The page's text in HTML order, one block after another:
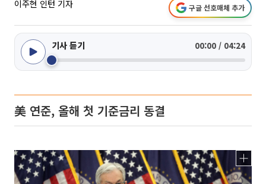
이주현 인턴 기자 구글 선호매체 추가
기사 듣기 00:00 / 04:24
美 연준, 올해 첫 기준금리 동결